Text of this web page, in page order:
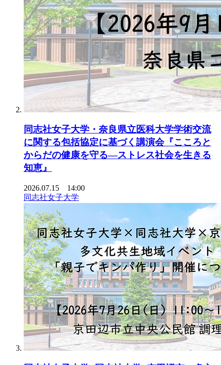
同志社女子大学・奈良県立医科大学学術交流
に関する包括協定に基づく講演会『こころと
からだの健康を守る―ストレス社会を生きる
知恵』
2026.07.15 14:00
同志社女子大学